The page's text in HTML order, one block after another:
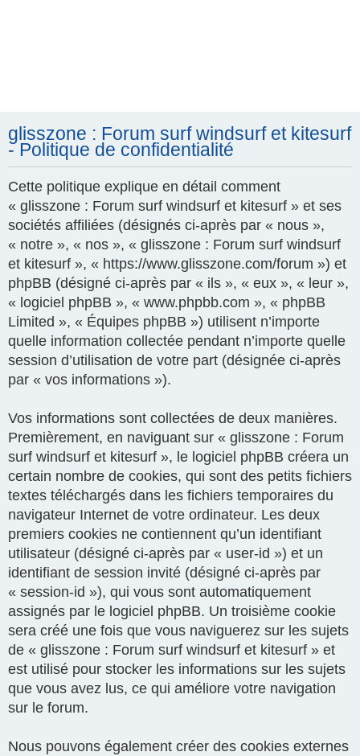
glisszone : Forum surf windsurf et kitesurf
- Politique de confidentialité
Cette politique explique en détail comment
« glisszone : Forum surf windsurf et kitesurf » et ses
sociétés affiliées (désignés ci-après par « nous »,
« notre », « nos », « glisszone : Forum surf windsurf
et kitesurf », « https://www.glisszone.com/forum ») et
phpBB (désigné ci-après par « ils », « eux », « leur »,
« logiciel phpBB », « www.phpbb.com », « phpBB
Limited », « Équipes phpBB ») utilisent n’importe
quelle information collectée pendant n’importe quelle
session d’utilisation de votre part (désignée ci-après
par « vos informations »).
Vos informations sont collectées de deux manières.
Premièrement, en naviguant sur « glisszone : Forum
surf windsurf et kitesurf », le logiciel phpBB créera un
certain nombre de cookies, qui sont des petits fichiers
textes téléchargés dans les fichiers temporaires du
navigateur Internet de votre ordinateur. Les deux
premiers cookies ne contiennent qu’un identifiant
utilisateur (désigné ci-après par « user-id ») et un
identifiant de session invité (désigné ci-après par
« session-id »), qui vous sont automatiquement
assignés par le logiciel phpBB. Un troisième cookie
sera créé une fois que vous naviguerez sur les sujets
de « glisszone : Forum surf windsurf et kitesurf » et
est utilisé pour stocker les informations sur les sujets
que vous avez lus, ce qui améliore votre navigation
sur le forum.
Nous pouvons également créer des cookies externes